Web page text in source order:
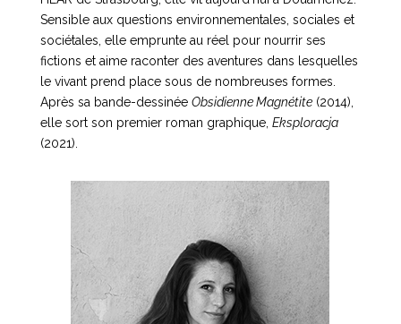
Sensible aux questions environnementales, sociales et
sociétales, elle emprunte au réel pour nourrir ses
fictions et aime raconter des aventures dans lesquelles
le vivant prend place sous de nombreuses formes.
Après sa bande-dessinée Obsidienne Magnétite (2014),
elle sort son premier roman graphique, Eksploracja
(2021).